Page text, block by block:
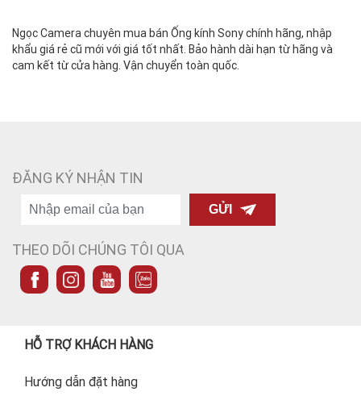
Ngọc Camera chuyên mua bán Ống kính Sony chính hãng, nhập
khẩu giá rẻ cũ mới với giá tốt nhất. Bảo hành dài hạn từ hãng và
cam kết từ cửa hàng. Vận chuyển toàn quốc.
ĐĂNG KÝ NHẬN TIN
GỬI
THEO DÕI CHÚNG TÔI QUA
HỖ TRỢ KHÁCH HÀNG
Hướng dẫn đặt hàng